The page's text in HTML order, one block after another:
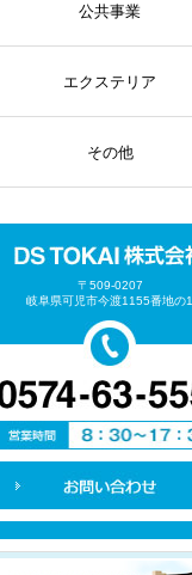
公共事業
エクステリア
その他
〒509-0207
岐阜県可児市今渡1155番地の1